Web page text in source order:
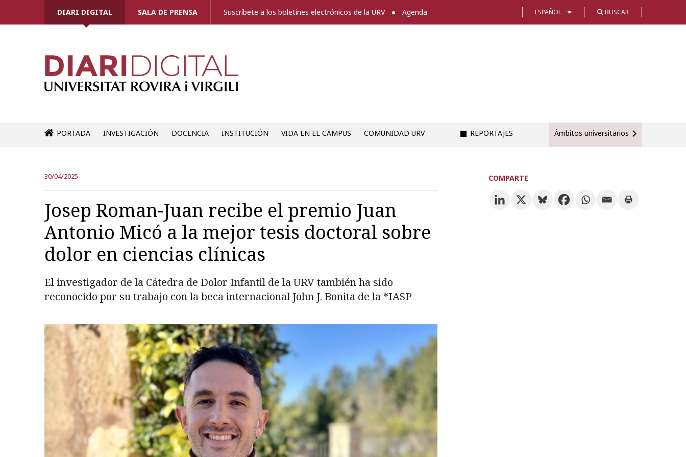
DIARI DIGITAL SALA DE PRENSA Suscríbete a los boletines electrónicos de la URV Agenda ESPAÑOL BUSCAR
PORTADA INVESTIGACIÓN DOCENCIA INSTITUCIÓN VIDA EN EL CAMPUS COMUNIDAD URV REPORTAJES Ámbitos universitarios
30/04/2025
Josep Roman-Juan recibe el premio Juan
Antonio Micó a la mejor tesis doctoral sobre
dolor en ciencias clínicas
El investigador de la Cátedra de Dolor Infantil de la URV también ha sido
reconocido por su trabajo con la beca internacional John J. Bonita de la *IASP
COMPARTE